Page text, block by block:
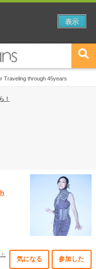
Traveling through 45years
発表！
！
気になる 参加した
表示